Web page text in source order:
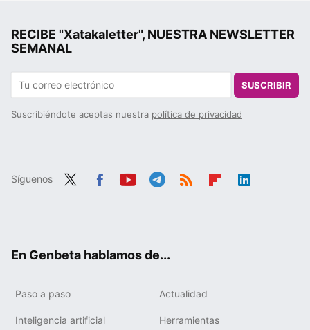
RECIBE "Xatakaletter", NUESTRA NEWSLETTER
SEMANAL
SUSCRIBIR
Suscribiéndote aceptas nuestra política de privacidad
Síguenos
En Genbeta hablamos de...
Paso a paso Actualidad
Inteligencia artificial Herramientas